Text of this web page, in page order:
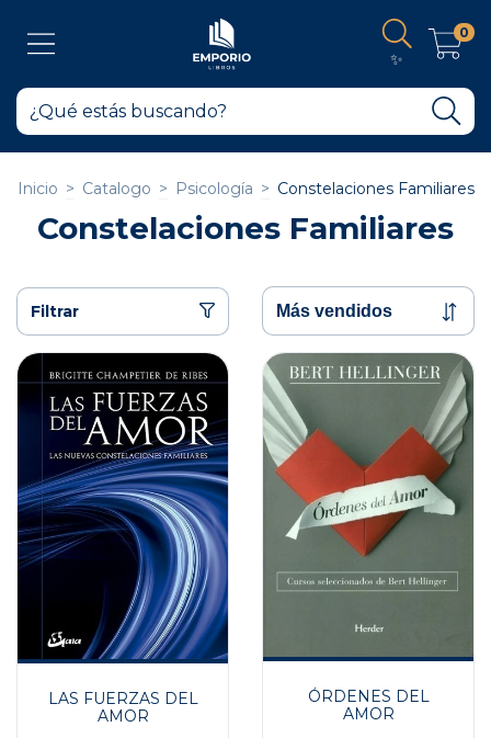
✨
0
Inicio > Catalogo > Psicología > Constelaciones Familiares
Constelaciones Familiares
Filtrar
LAS FUERZAS DEL
AMOR
ÓRDENES DEL
AMOR